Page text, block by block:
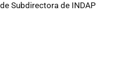
Subdirectora de INDAP